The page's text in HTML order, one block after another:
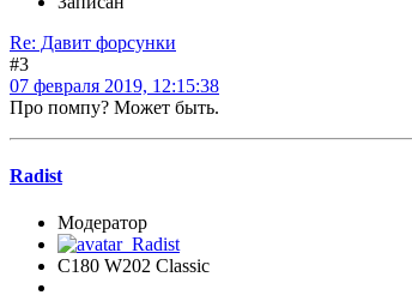
Re: Давит форсунки
#3
07 февраля 2019, 12:15:38
Про помпу? Может быть.
Radist
Модератор
C180 W202 Classic